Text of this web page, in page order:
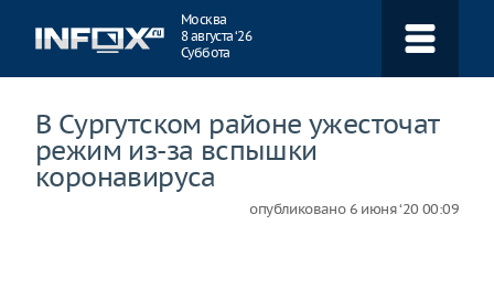
Москва
8 августа ‘26
Суббота
В Сургутском районе ужесточат
режим из-за вспышки
коронавируса
опубликовано 6 июня ‘20 00:09